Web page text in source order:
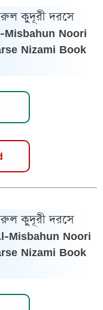
কুদূরী দরসে
Misbahun Noori
Nizami Book
কুদূরী দরসে
Misbahun Noori
Nizami Book